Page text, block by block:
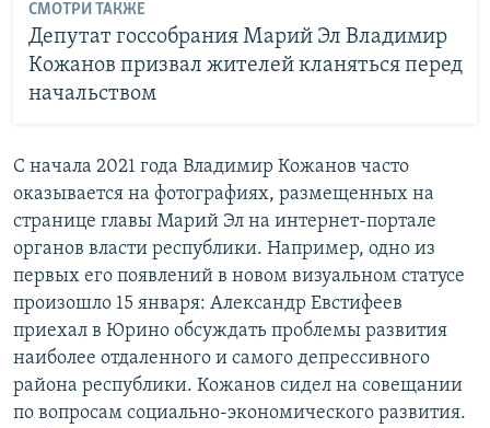
СМОТРИ ТАКЖЕ
Депутат госсобрания Марий Эл Владимир
Кожанов призвал жителей кланяться перед
начальством
С начала 2021 года Владимир Кожанов часто
оказывается на фотографиях, размещенных на
странице главы Марий Эл на интернет-портале
органов власти республики. Например, одно из
первых его появлений в новом визуальном статусе
произошло 15 января: Александр Евстифеев
приехал в Юрино обсуждать проблемы развития
наиболее отдаленного и самого депрессивного
района республики. Кожанов сидел на совещании
по вопросам социально-экономического развития.